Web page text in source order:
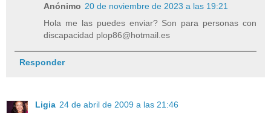
Anónimo 20 de noviembre de 2023 a las 19:21
Hola me las puedes enviar? Son para personas con
discapacidad plop86@hotmail.es
Responder
Ligia 24 de abril de 2009 a las 21:46